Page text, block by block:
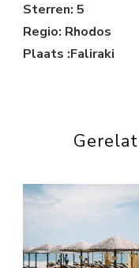
Sterren: 5
Regio: Rhodos
Plaats :Faliraki